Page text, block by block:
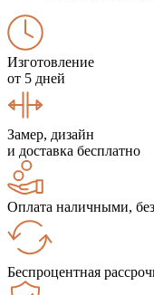
Изготовление
от 5 дней
Замер, дизайн
и доставка бесплатно
Оплата наличными,
Беспроцентная